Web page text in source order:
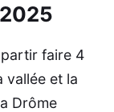
faire 4
vallée et la
Drôme